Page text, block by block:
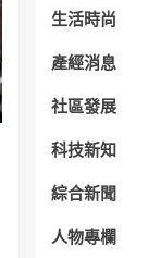
生活時尚
產經消息
社區發展
科技新知
綜合新聞
人物專欄